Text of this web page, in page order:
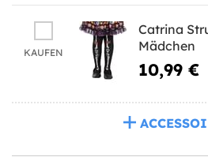
KAUFEN
Catrina
Mädchen
10,99 €